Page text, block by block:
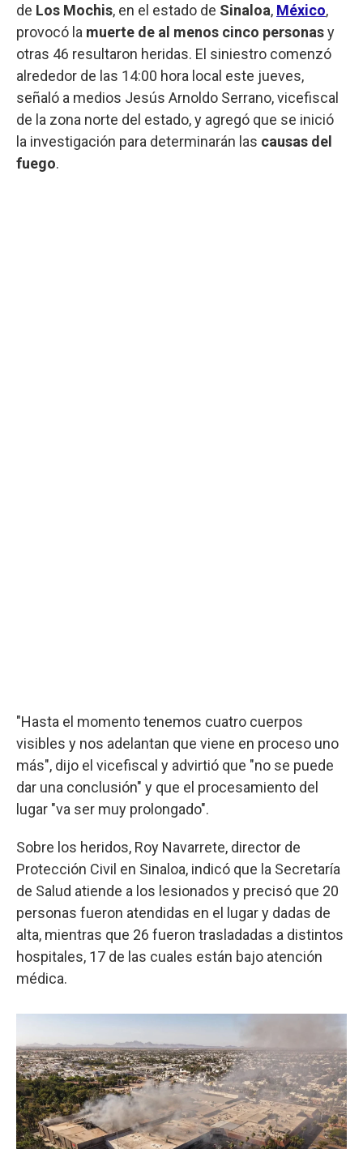
de Los Mochis, en el estado de Sinaloa, México,
provocó la muerte de al menos cinco personasy
otras 46 resultaron heridas. El siniestro comenzó
alrededor de las 14:00 hora local este jueves,
señaló a medios Jesús Arnoldo Serrano, vicefiscal
de la zona norte del estado, y agregó que se inició
la investigación para determinarán las causas del
fuego.
"Hasta el momento tenemos cuatro cuerpos
visibles y nos adelantan que viene en proceso uno
más", dijo el vicefiscal y advirtió que "no se puede
dar una conclusión" y que el procesamiento del
lugar "va ser muy prolongado".
Sobre los heridos, Roy Navarrete, director de
Protección Civil en Sinaloa, indicó que la Secretaría
de Salud atiende a los lesionados y precisó que 20
personas fueron atendidas en el lugar y dadas de
alta, mientras que 26 fueron trasladadas a distintos
hospitales, 17 de las cuales están bajo atención
médica.